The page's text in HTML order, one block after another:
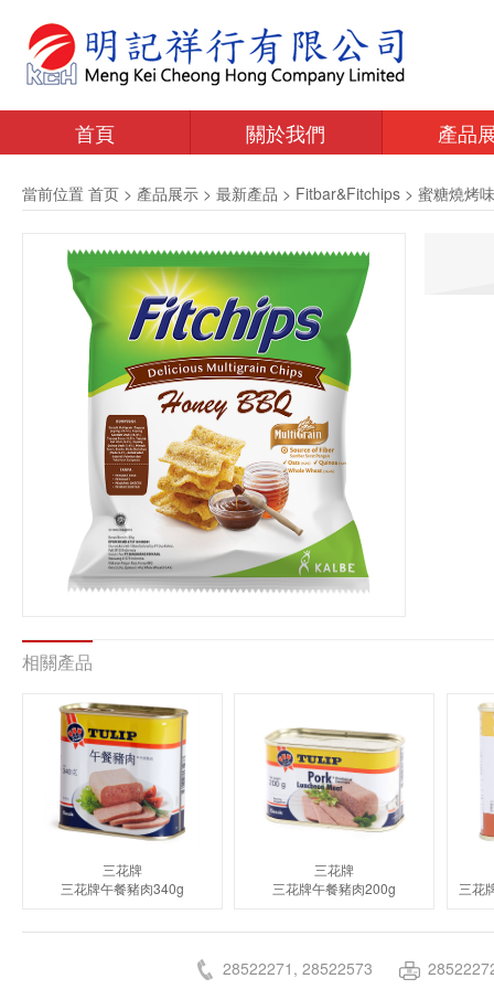
首頁 關於我們 產品
當前位置 首页 > 產品展示 > 最新產品 > Fitbar&Fitchips > 蜜糖燒烤
相關產品
三花牌
三花牌午餐豬肉340g
三花牌
三花牌午餐豬肉200g
28522271, 28522573